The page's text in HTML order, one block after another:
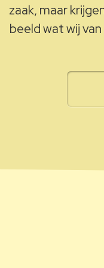
zaak, maar
beeld wat wij